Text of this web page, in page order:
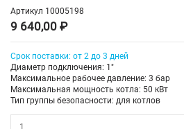
Артикул 10005198
9 640,00 ₽
Срок поставки: от 2 до 3 дней
Диаметр подключения: 1"
Максимальное рабочее давление: 3 бар
Максимальная мощность котла: 50 кВт
Тип группы безопасности: для котлов